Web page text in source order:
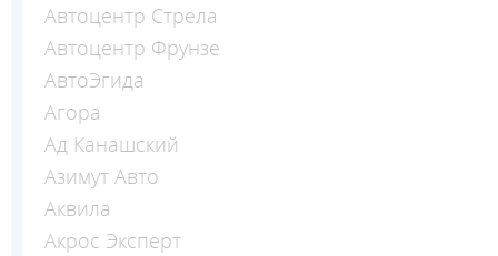
Автоцентр Стрела
Автоцентр Фрунзе
АвтоЭгида
Агора
Ад Канашский
Азимут Авто
Аквила
Акрос Эксперт